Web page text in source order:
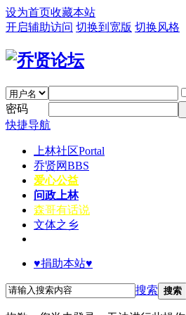
设为首页收藏本站
开启辅助访问 切换到宽版 切换风格
密码
快捷导航
上林社区Portal
乔贤网BBS
爱心公益
问政上林
森哥有话说
文体之乡
♥捐助本站♥
搜索 搜索